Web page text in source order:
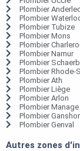
Plombier
Plombier
Plombier Tubize
Plombier Mons
Plombier
Plombier Namur
Plombier
Plombier Rhode-
Plombier Ath
Plombier Liège
Plombier Arlon
Plombier Manage
Plombier
Plombier Genval
Autres zones